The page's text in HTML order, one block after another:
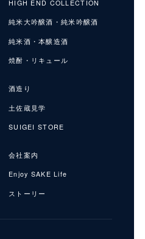
HIGH END COLLECTION
純米大吟醸酒・純米吟醸酒
純米酒・本醸造酒
焼酎・リキュール
酒造り
土佐蔵見学
SUIGEI STORE
会社案内
Enjoy SAKE Life
ストーリー